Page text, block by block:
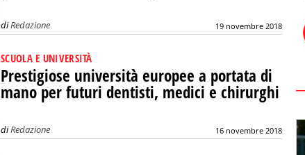
diRedazione 19 novembre 2018
SCUOLA E UNIVERSITÀ
Prestigiose università europee a portata di
mano per futuri dentisti, medici e chirurghi
diRedazione 16 novembre 2018